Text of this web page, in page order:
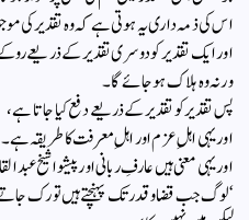
اس کی ذمہ داری یہ ہوتی ہے کہ وہ تقدیر کی
اور ایک تقدیر کو دوسری تقدیر کے ذریعے
ورنہ وہ ہلاک ہو جائے گا۔
پس تقدیر کو تقدیر کے ذریعے دفع کیا جاتا ہے،
اور یہی اہلِ عزم اور اہلِ معرفت کا طریقہ ہے۔
اور یہی معنی ہیں عارفِ ربانی اور پیشوا شیخ
‘لوگ جب قضا و قدر تک پہنچتے ہیں تو رک